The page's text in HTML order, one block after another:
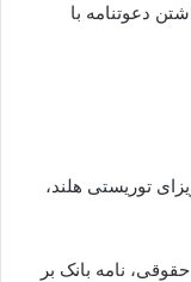
دعوتنامه با
توریستی هلند،
نامه بانک بر